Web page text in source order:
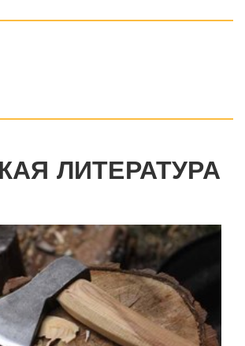
ЛИТЕРАТУРА